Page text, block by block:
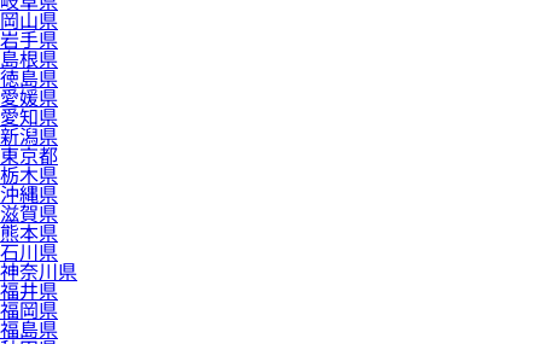
岡山県
岩手県
島根県
徳島県
愛媛県
愛知県
新潟県
東京都
栃木県
沖縄県
滋賀県
熊本県
石川県
神奈川県
福井県
福岡県
福島県